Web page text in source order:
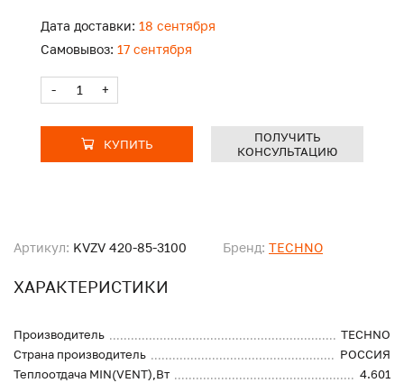
Артикул: KVZV 420-85-3100 Бренд: TECHNO
ХАРАКТЕРИСТИКИ
Производитель
TECHNO
Страна производитель
РОССИЯ
Теплоотдача MIN(VENT),Вт
4.601
Дата доставки: 18 сентября
Самовывоз: 17 сентября
- +
КУПИТЬ
ПОЛУЧИТЬ
КОНСУЛЬТАЦИЮ